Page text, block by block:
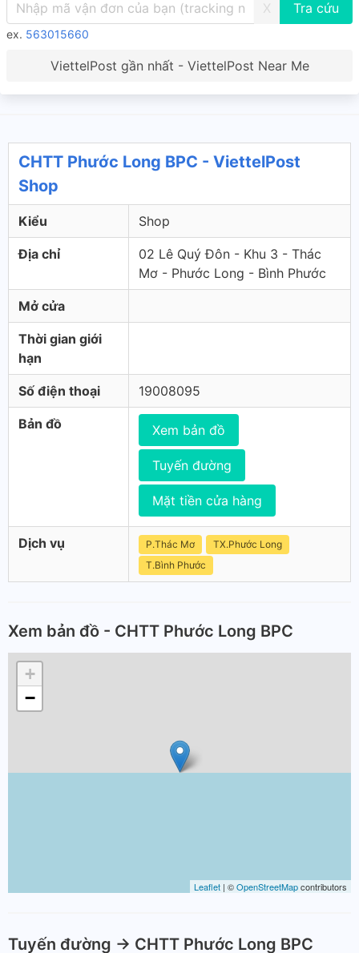
X
ex. 563015660
ViettelPost gần nhất - ViettelPost Near Me
CHTT Phước Long BPC - ViettelPost
Shop
Kiểu Shop
Địa chỉ
02 Lê Quý Đôn - Khu 3 - Thác
Mơ - Phước Long - Bình Phước
Mở cửa
Thời gian giới
hạn
Số điện thoại 19008095
Bản đồ Xem bản đồ
Tuyến đường
Mặt tiền cửa hàng
Dịch vụ P.Thác Mơ
TX.Phước Long
T.Bình Phước
Xem bản đồ - CHTT Phước Long BPC
+
−
Leaflet | ©OpenStreetMapcontributors
Tuyến đường -> CHTT Phước Long BPC